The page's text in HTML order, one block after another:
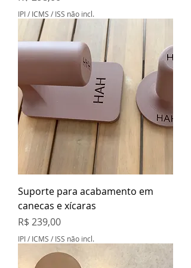
IPI / ICMS / ISS não incl.
Suporte para acabamento em
canecas e xícaras
Preço
R$ 239,00
IPI / ICMS / ISS não incl.